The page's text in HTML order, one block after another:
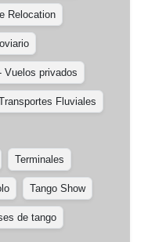
Relocation
Vuelos privados
Fluviales
Terminales
Tango Show
de tango